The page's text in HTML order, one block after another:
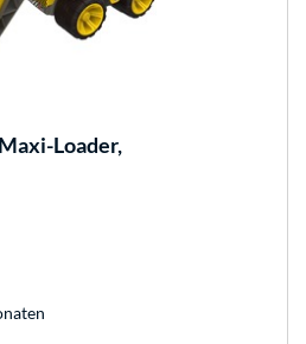
Loader,